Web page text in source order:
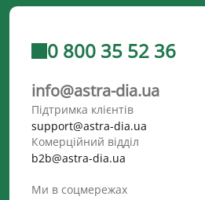
0 800 35 52 36
info@astra-dia.ua
Підтримка клієнтів
support@astra-dia.ua
Комерційний відділ
b2b@astra-dia.ua
Ми в соцмережах